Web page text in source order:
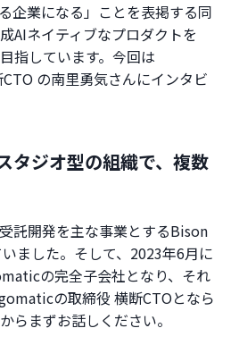
企業になる」ことを表掲する同
AIネイティブなプロダクトを
指しています。今回は
の南里勇気さんにインタビ
タジオ型の組織で、複数
受託開発を主な事業とするBison
ました。そして、2023年6月に
の完全子会社となり、それ
の取締役 横断CTOとなら
らまずお話しください。